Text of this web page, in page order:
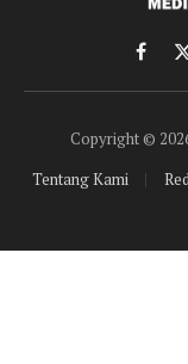
Copyright ©
Tentang Kami